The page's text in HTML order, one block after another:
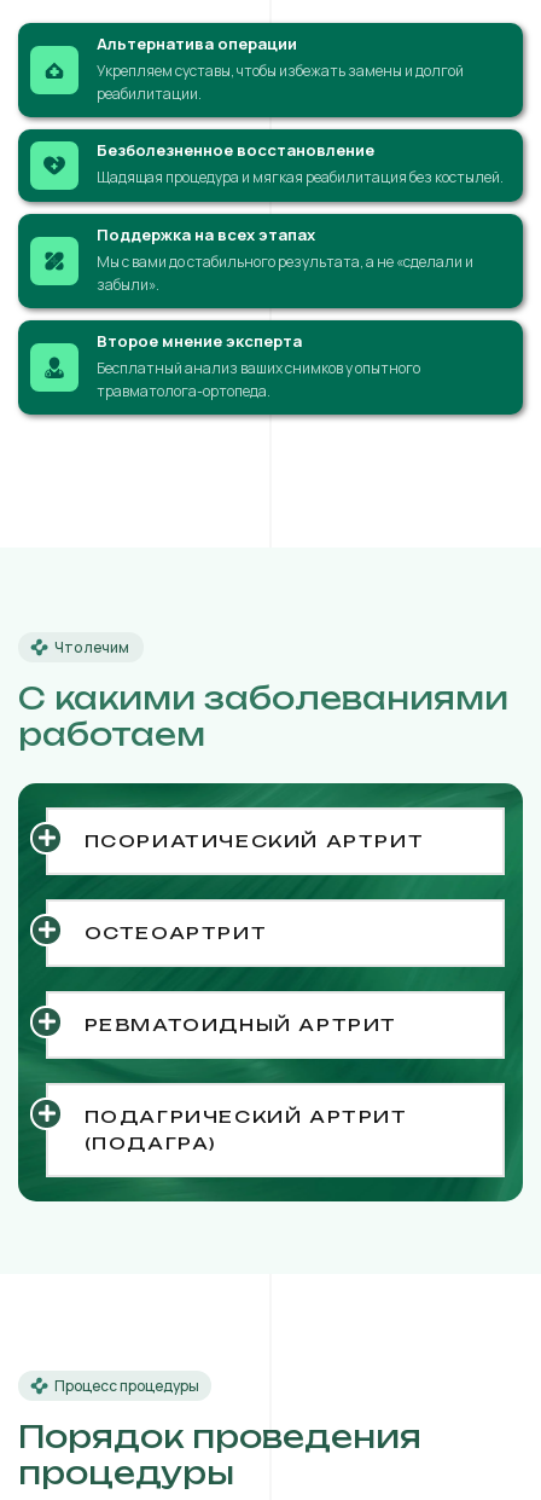
Альтернатива операции
Укрепляем суставы, чтобы избежать замены и долгой
реабилитации.
Безболезненное восстановление
Щадящая процедура и мягкая реабилитация без костылей.
Поддержка на всех этапах
Мы с вами до стабильного результата, а не «сделали и
забыли».
Второе мнение эксперта
Бесплатный анализ ваших снимков у опытного
травматолога-ортопеда.
Что лечим
С какими заболеваниями
работаем
ПСОРИАТИЧЕСКИЙ АРТРИТ
ОСТЕОАРТРИТ
РЕВМАТОИДНЫЙ АРТРИТ
ПОДАГРИЧЕСКИЙ АРТРИТ
(ПОДАГРА)
Процесс процедуры
Порядок проведения
процедуры